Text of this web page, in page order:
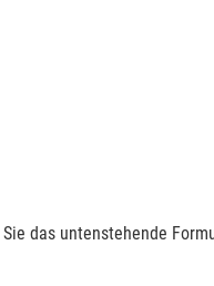
das untenstehende